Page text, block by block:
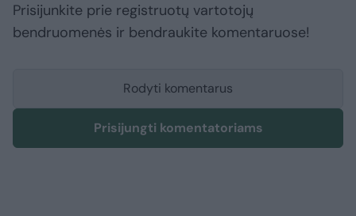
Prisijunkite prie registruotų vartotojų
bendruomenės ir bendraukite komentaruose!
Rodyti komentarus
Prisijungti komentatoriams